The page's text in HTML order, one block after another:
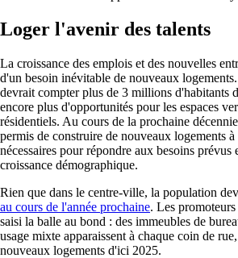
Loger l'avenir des talents
La croissance des emplois et des nouvelles
d'un besoin inévitable de nouveaux
devrait compter plus de 3 millions d'habitants
encore plus d'opportunités pour les espaces
résidentiels. Au cours de la prochaine
permis de construire de nouveaux logements
nécessaires pour répondre aux besoins prévus
croissance démographique.
Rien que dans le centre-ville, la population
au cours de l'année prochaine. Les
saisi la balle au bond : des immeubles de
usage mixte apparaissent à chaque coin de
nouveaux logements d'ici 2025.